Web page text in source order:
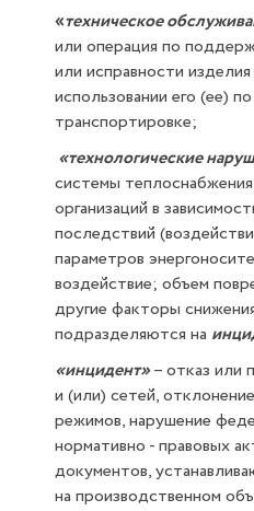
«техническое
или операция по
или исправности
использовании его (ее)
транспортировке;
«технологические
системы
организаций в
последствий
параметров
воздействие; объем
другие факторы
подразделяются на
«инцидент»– отказ или
и (или) сетей,
режимов, нарушение
нормативно - правовых
документов,
на производственном